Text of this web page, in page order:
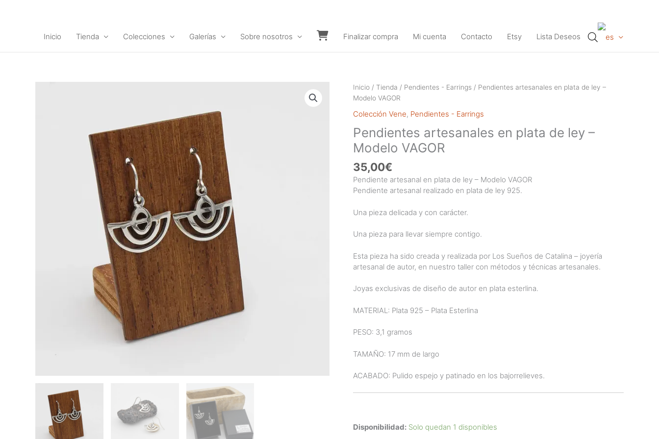
Inicio
Tienda Colecciones Galerías
Sobre nosotros
Carrito
Finalizar compra Mi cuenta Contacto Etsy Lista Deseos
Inicio / Tienda / Pendientes - Earrings / Pendientes artesanales en plata de ley –
Modelo VAGOR
Colección Vene, Pendientes - Earrings
Pendientes artesanales en plata de ley –
Modelo VAGOR
35,00€
Pendiente artesanal en plata de ley – Modelo VAGOR
Pendiente artesanal realizado en plata de ley 925.
Una pieza delicada y con carácter.
Una pieza para llevar siempre contigo.
Esta pieza ha sido creada y realizada por Los Sueños de Catalina – joyería
artesanal de autor, en nuestro taller con métodos y técnicas artesanales.
Joyas exclusivas de diseño de autor en plata esterlina.
MATERIAL: Plata 925 – Plata Esterlina
PESO: 3,1 gramos
TAMAÑO: 17 mm de largo
ACABADO: Pulido espejo y patinado en los bajorrelieves.
Disponibilidad: Solo quedan 1 disponibles